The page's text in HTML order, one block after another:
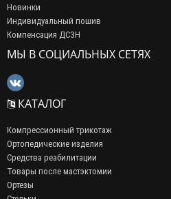
Новинки
Индивидуальный пошив
Компенсация ДСЗН
МЫ В СОЦИАЛЬНЫХ СЕТЯХ
КАТАЛОГ
Компрессионный трикотаж
Ортопедические изделия
Средства реабилитации
Товары после мастэктомии
Ортезы